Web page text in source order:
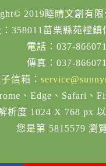
2019睦晴文創有限
358011苗栗縣苑裡鎮
電話：037-866071
傳真：037-866071
信箱：
、Edge、Safari、
析度 1024 X 768 px
您是第 5815579 瀏